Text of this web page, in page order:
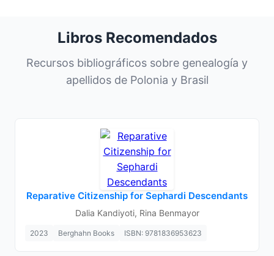
Libros Recomendados
Recursos bibliográficos sobre genealogía y
apellidos de Polonia y Brasil
Reparative Citizenship for Sephardi Descendants
Dalia Kandiyoti, Rina Benmayor
2023 Berghahn Books ISBN: 9781836953623